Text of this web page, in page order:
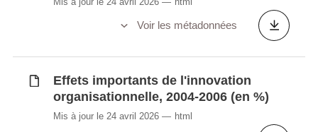
utilisées par les entreprises, 2004-2006 (en
2006 (en %)
Pratiques de gestion de la connaissance
(Knowledge Management), 2004-2006 (en
Voir les métadonnées
Effets importants de l'innovation
organisationnelle, 2004-2006 (en %)
Mis à jour le 24 avril 2026 html